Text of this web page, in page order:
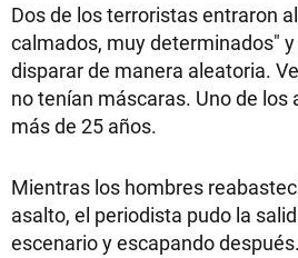
Dos de los terroristas entraron
calmados, muy determinados"
disparar de manera aleatoria.
no tenían máscaras. Uno de los
más de 25 años.
Mientras los hombres
asalto, el periodista pudo la
escenario y escapando después.